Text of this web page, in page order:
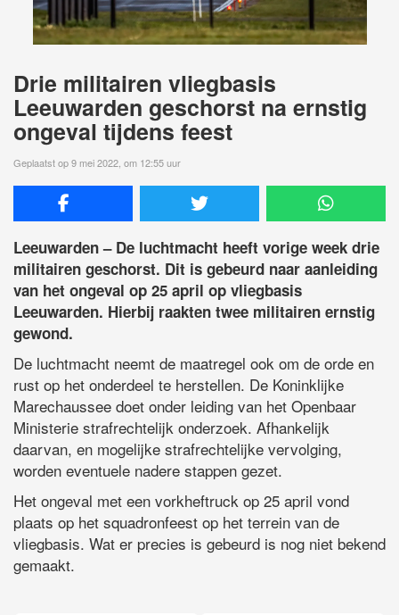
Drie militairen vliegbasis
Leeuwarden geschorst na ernstig
ongeval tijdens feest
Geplaatst op 9 mei 2022, om 12:55 uur
Leeuwarden – De luchtmacht heeft vorige week drie
militairen geschorst. Dit is gebeurd naar aanleiding
van het ongeval op 25 april op vliegbasis
Leeuwarden. Hierbij raakten twee militairen ernstig
gewond.
De luchtmacht neemt de maatregel ook om de orde en
rust op het onderdeel te herstellen. De Koninklijke
Marechaussee doet onder leiding van het Openbaar
Ministerie strafrechtelijk onderzoek. Afhankelijk
daarvan, en mogelijke strafrechtelijke vervolging,
worden eventuele nadere stappen gezet.
Het ongeval met een vorkheftruck op 25 april vond
plaats op het squadronfeest op het terrein van de
vliegbasis. Wat er precies is gebeurd is nog niet bekend
gemaakt.